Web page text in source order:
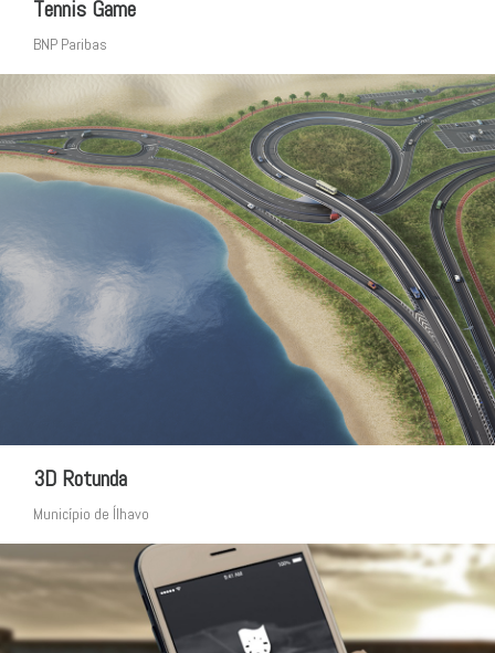
Tennis Game
BNP Paribas
3D Rotunda
Município de Ílhavo